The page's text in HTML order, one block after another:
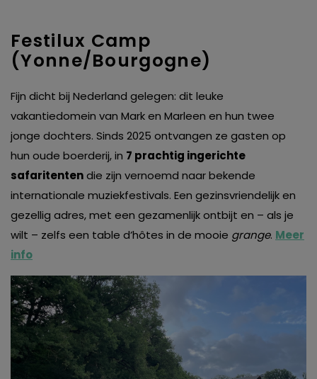
Festilux Camp
(Yonne/Bourgogne)
Fijn dicht bij Nederland gelegen: dit leuke
vakantiedomein van Mark en Marleen en hun twee
jonge dochters. Sinds 2025 ontvangen ze gasten op
hun oude boerderij, in 7 prachtig ingerichte
safaritentendie zijn vernoemd naar bekende
internationale muziekfestivals. Een gezinsvriendelijk en
gezellig adres, met een gezamenlijk ontbijt en – als je
wilt – zelfs een table d’hôtes in de mooie grange. Meer
info